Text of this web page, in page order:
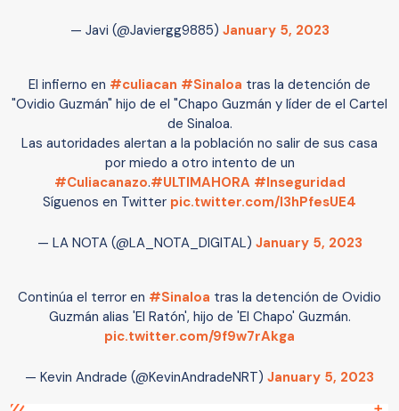
— Javi (@Javiergg9885) January 5, 2023
El infierno en #culiacan #Sinaloa tras la detención de
"Ovidio Guzmán" hijo de el "Chapo Guzmán y líder de el Cartel
de Sinaloa.
Las autoridades alertan a la población no salir de sus casa
por miedo a otro intento de un
#Culiacanazo.#ULTIMAHORA #Inseguridad
Síguenos en Twitter pic.twitter.com/l3hPfesUE4
— LA NOTA (@LA_NOTA_DIGITAL) January 5, 2023
Continúa el terror en #Sinaloa tras la detención de Ovidio
Guzmán alias 'El Ratón', hijo de 'El Chapo' Guzmán.
pic.twitter.com/9f9w7rAkga
— Kevin Andrade (@KevinAndradeNRT) January 5, 2023